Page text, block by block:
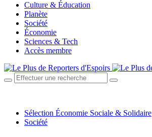
Culture & Éducation
Planète
Société
Économie
Sciences & Tech
Accès membre
Sélection Économie Sociale & Solidaire
Société